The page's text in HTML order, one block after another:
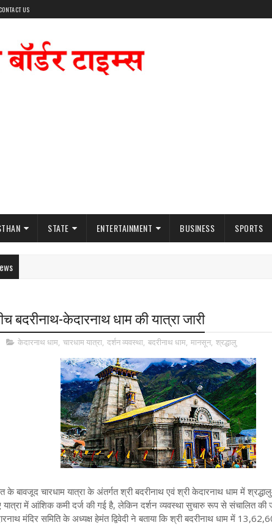
US
STATE ENTERTAINMENT BUSINESS SPORTS
बदरीनाथ-केदारनाथ धाम की यात्रा जारी
केदारनाथ धाम, चारधाम यात्रा, दर्शन व्यवस्था, बदरीनाथ धाम, मानसून, श्रद्धालु
बावजूद चारधाम यात्रा के अंतर्गत श्री बदरीनाथ एवं श्री केदारनाथ धाम में
में आंशिक कमी दर्ज की गई है, लेकिन दर्शन व्यवस्था सुचारु रूप से संचालित की
मंदिर समिति के अध्यक्ष हेमंत द्विवेदी ने बताया कि श्री बदरीनाथ धाम में